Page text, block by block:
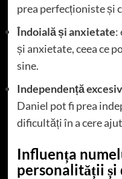
prea perfecționiste și
Îndoială și anxietate:
și anxietate, ceea ce
sine.
Independență
Daniel pot fi prea
dificultăți în a cere
Influența
personalității și